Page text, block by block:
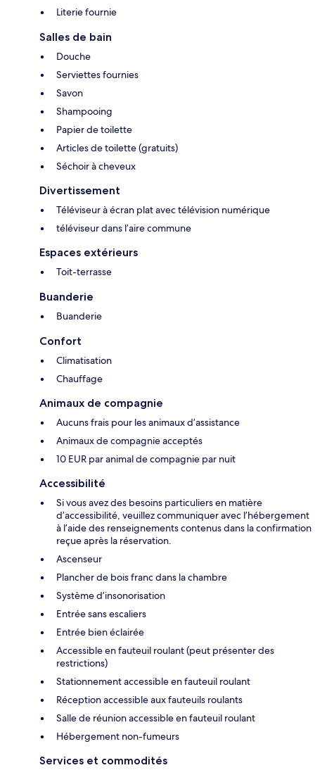
Literie fournie
Salles de bain
Douche
Serviettes fournies
Savon
Shampooing
Papier de toilette
Articles de toilette (gratuits)
Séchoir à cheveux
Divertissement
Téléviseur à écran plat avec télévision numérique
téléviseur dans l’aire commune
Espaces extérieurs
Toit-terrasse
Buanderie
Buanderie
Confort
Climatisation
Chauffage
Animaux de compagnie
Aucuns frais pour les animaux d’assistance
Animaux de compagnie acceptés
10 EUR par animal de compagnie par nuit
Accessibilité
Si vous avez des besoins particuliers en matière
d’accessibilité, veuillez communiquer avec l’hébergement
à l’aide des renseignements contenus dans la confirmation
reçue après la réservation.
Ascenseur
Plancher de bois franc dans la chambre
Système d’insonorisation
Entrée sans escaliers
Entrée bien éclairée
Accessible en fauteuil roulant (peut présenter des
restrictions)
Stationnement accessible en fauteuil roulant
Réception accessible aux fauteuils roulants
Salle de réunion accessible en fauteuil roulant
Hébergement non-fumeurs
Services et commodités